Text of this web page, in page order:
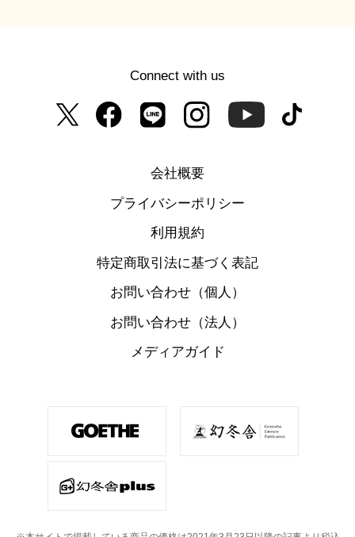
Connect with us
会社概要
プライバシーポリシー
利用規約
特定商取引法に基づく表記
お問い合わせ（個人）
お問い合わせ（法人）
メディアガイド